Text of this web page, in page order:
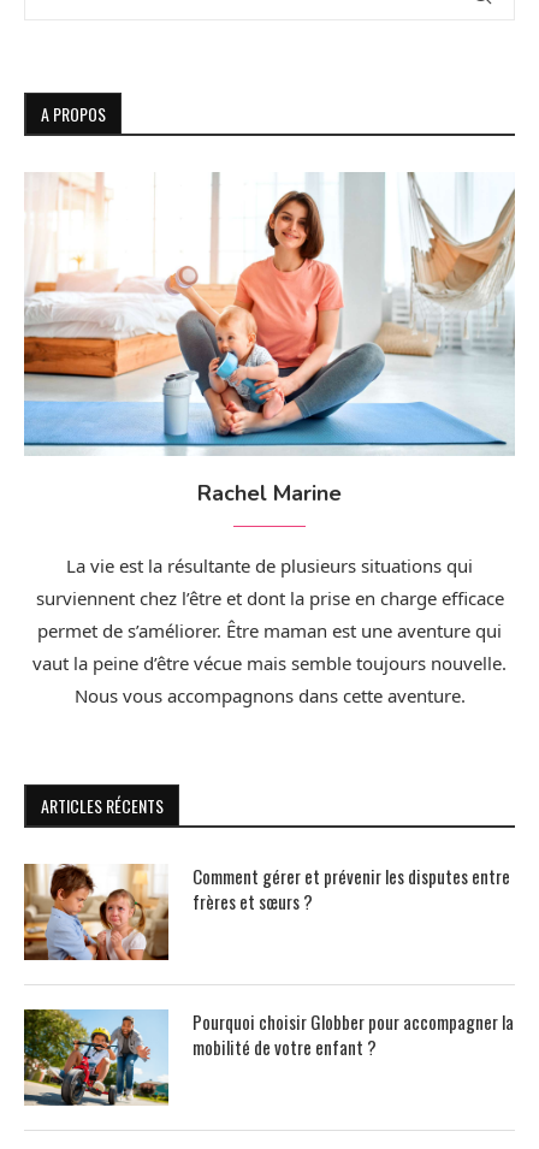
A PROPOS
Rachel Marine
La vie est la résultante de plusieurs situations qui
surviennent chez l’être et dont la prise en charge efficace
permet de s’améliorer. Être maman est une aventure qui
vaut la peine d’être vécue mais semble toujours nouvelle.
Nous vous accompagnons dans cette aventure.
ARTICLES RÉCENTS
Comment gérer et prévenir les disputes entre
frères et sœurs ?
Pourquoi choisir Globber pour accompagner la
mobilité de votre enfant ?